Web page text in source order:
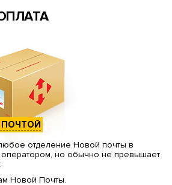
отделение Новой почты в
оператором, но обычно не превышает
Новой Почты.